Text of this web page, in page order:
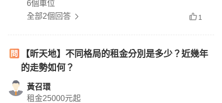
6個車位
全部2個回答
1
【昕天地】不同格局的租金分別是多少？近幾年
的走勢如何？
黃召環
租金25000元起